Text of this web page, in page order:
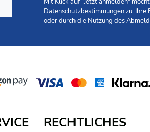
Datenschutzbestimmungenzu. Ihre
oder durch die Nutzung des
RECHTLICHES